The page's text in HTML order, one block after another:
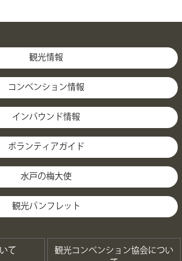
観光情報
コンベンション情報
インバウンド情報
ボランティアガイド
水戸の梅大使
観光パンフレット
て
観光コンベンション協会につい